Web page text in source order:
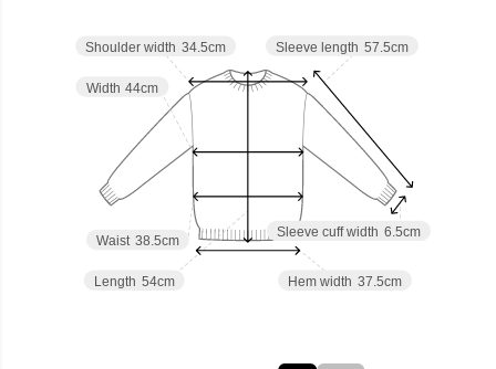
Hem width 37.5cm
Sleeve cuff width 6.5cm
Sleeve length 57.5cm
Length 54cm
Waist 38.5cm
Width 44cm
Shoulder width 34.5cm